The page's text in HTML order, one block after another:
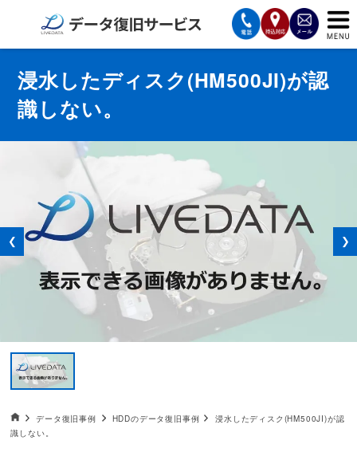
復旧費用と納期
サービスの流れ
対応メディア
データ復旧事例
お客様の声
浸水したディスク(HM500JI)が認
識しない。
❮ ❯
データ復旧HOME
データ復旧事例 HDDのデータ復旧事例
浸水したディスク(HM500JI)が認
識しない。